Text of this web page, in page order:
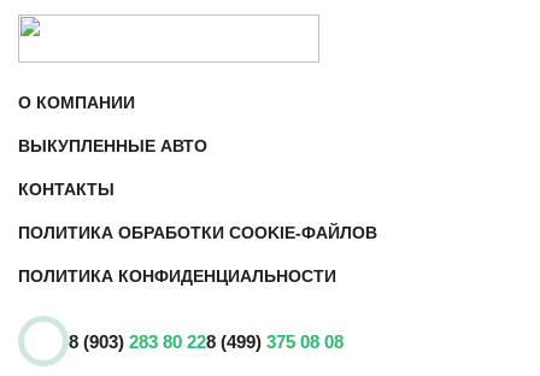
О КОМПАНИИ
ВЫКУПЛЕННЫЕ АВТО
КОНТАКТЫ
ПОЛИТИКА ОБРАБОТКИ COOKIE-ФАЙЛОВ
ПОЛИТИКА КОНФИДЕНЦИАЛЬНОСТИ
8 (903) 283 80 228 (499) 375 08 08